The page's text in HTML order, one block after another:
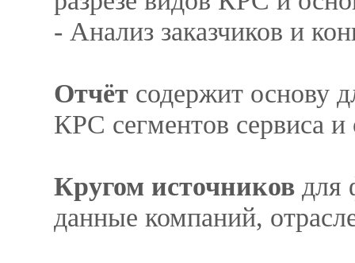
- Анализ заказчиков и
Отчёт содержит основу
КРС сегментов сервиса
Кругом источников для
данные компаний,